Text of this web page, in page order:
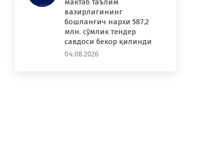
мактаб таълим
вазирлигининг
бошланғич нархи 587,2
млн. сўмлик тендер
савдоси бекор қилинди
04.08.2026